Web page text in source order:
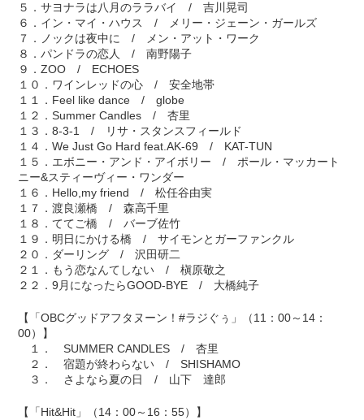
５．サヨナラは八月のララバイ / 吉川晃司
６．イン・マイ・ハウス / メリー・ジェーン・ガールズ
７．ノックは夜中に / メン・アット・ワーク
８．パンドラの恋人 / 南野陽子
９．ZOO / ECHOES
１０．ワインレッドの心 / 安全地帯
１１．Feel like dance / globe
１２．Summer Candles / 杏里
１３．8-3-1 / リサ・スタンスフィールド
１４．We Just Go Hard feat.AK-69 / KAT-TUN
１５．エボニー・アンド・アイボリー / ポール・マッカート
ニー&スティーヴィー・ワンダー
１６．Hello,my friend / 松任谷由実
１７．渡良瀬橋 / 森高千里
１８．ててご橋 / バーブ佐竹
１９．明日にかける橋 / サイモンとガーファンクル
２０．ダーリング / 沢田研二
２１．もう恋なんてしない / 槇原敬之
２２．9月になったらGOOD-BYE / 大橋純子
【「OBCグッドアフタヌーン！#ラジぐぅ」（11：00～14：
00）】
１． SUMMER CANDLES / 杏里
２． 宿題が終わらない / SHISHAMO
３． さよなら夏の日 / 山下 達郎
【「Hit&Hit」（14：00～16：55）】